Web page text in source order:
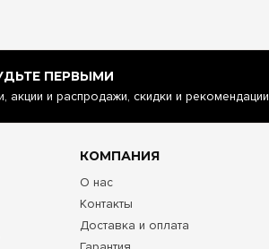
ПЕРВЫМИ
акции и распродажи, скидки и рекомендации
КОМПАНИЯ
О нас
Контакты
Доставка и оплата